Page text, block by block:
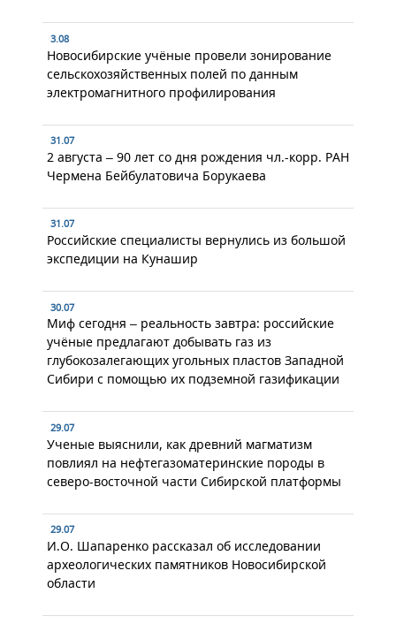
3.08
Новосибирские учёные провели зонирование
сельскохозяйственных полей по данным
электромагнитного профилирования
31.07
2 августа – 90 лет со дня рождения чл.-корр. РАН
Чермена Бейбулатовича Борукаева
31.07
Российские специалисты вернулись из большой
экспедиции на Кунашир
30.07
Миф сегодня – реальность завтра: российские
учёные предлагают добывать газ из
глубокозалегающих угольных пластов Западной
Сибири с помощью их подземной газификации
29.07
Ученые выяснили, как древний магматизм
повлиял на нефтегазоматеринские породы в
северо-восточной части Сибирской платформы
29.07
И.О. Шапаренко рассказал об исследовании
археологических памятников Новосибирской
области